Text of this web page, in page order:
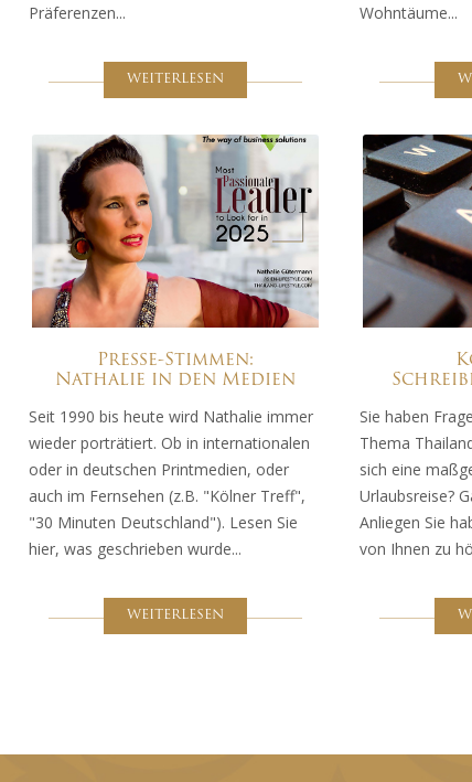
Präferenzen...
WEITERLESEN
Wohntäume...
Presse-Stimmen:
Nathalie in den Medien
Seit 1990 bis heute wird Nathalie immer
wieder porträtiert. Ob in internationalen
oder in deutschen Printmedien, oder
auch im Fernsehen (z.B. "Kölner Treff",
"30 Minuten Deutschland"). Lesen Sie
hier, was geschrieben wurde...
WEITERLESEN
Sie haben
Thema
sich eine
Urlaubsreise?
Anliegen Sie
von Ihnen zu